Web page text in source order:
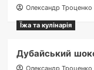
Олександр Троценко
Їжа та кулінарія
Дубайський
Олександр Троценко